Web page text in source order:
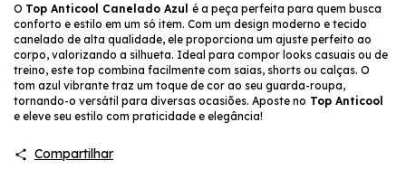
O Top Anticool Canelado Azul é a peça perfeita para quem busca
conforto e estilo em um só item. Com um design moderno e tecido
canelado de alta qualidade, ele proporciona um ajuste perfeito ao
corpo, valorizando a silhueta. Ideal para compor looks casuais ou de
treino, este top combina facilmente com saias, shorts ou calças. O
tom azul vibrante traz um toque de cor ao seu guarda-roupa,
tornando-o versátil para diversas ocasiões. Aposte no Top Anticool
e eleve seu estilo com praticidade e elegância!
Compartilhar